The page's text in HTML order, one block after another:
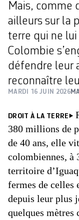
Mais, comme
ailleurs sur la
terre qui ne
Colombie
défendre leur
reconnaître
MARDI 16 JUIN 2026
DROIT À LA TERRE
380 millions de
de 40 ans, elle
colombiennes, à
territoire
fermes de
depuis leur plus
quelques mètres